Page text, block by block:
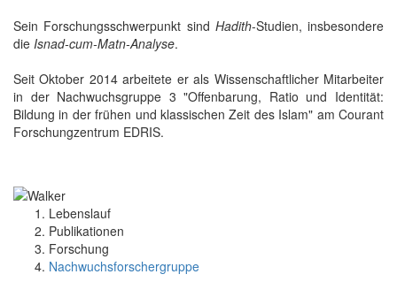
Sein Forschungsschwerpunkt sind Hadith-Studien, insbesondere
die Isnad-cum-Matn-Analyse.
Seit Oktober 2014 arbeitete er als Wissenschaftlicher Mitarbeiter
in der Nachwuchsgruppe 3 "Offenbarung, Ratio und Identität:
Bildung in der frühen und klassischen Zeit des Islam" am Courant
Forschungzentrum EDRIS.
Lebenslauf
Publikationen
Forschung
Nachwuchsforschergruppe